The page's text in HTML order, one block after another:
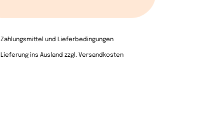
Zahlungsmittel und Lieferbedingungen
Lieferung ins Ausland zzgl. Versandkosten